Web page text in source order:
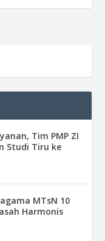
Tim PMP ZI
Studi Tiru ke
MTsN 10
Harmonis